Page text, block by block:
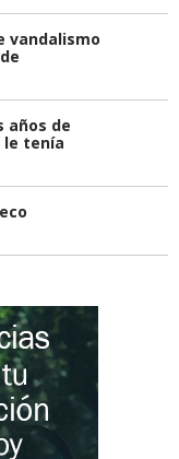
vandalismo
años de
le tenía